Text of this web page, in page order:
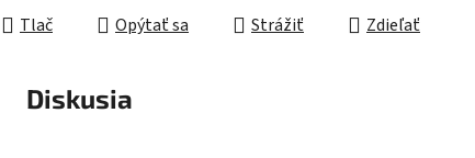
Tlač Opýtať sa Strážiť Zdieľať
Diskusia